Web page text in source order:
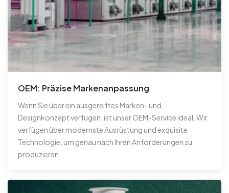
OEM: Präzise Markenanpassung
Wenn Sie über ein ausgereiftes Marken- und
Designkonzept verfügen, ist unser OEM-Service ideal. Wir
verfügen über modernste Ausrüstung und exquisite
Technologie, um genau nach Ihren Anforderungen zu
produzieren.